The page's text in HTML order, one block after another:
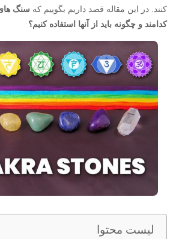
کنند. در این مقاله قصد داریم بگوییم که سنگ
کدامند و چگونه باید از آنها استفاده کنیم؟
لیست محتوا